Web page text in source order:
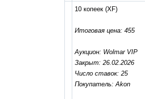
10 копеек(XF)
Итоговая цена: 455
Аукцион: Wolmar VIP
Закрыт: 26.02.2026
Число ставок: 25
Покупатель: Akon